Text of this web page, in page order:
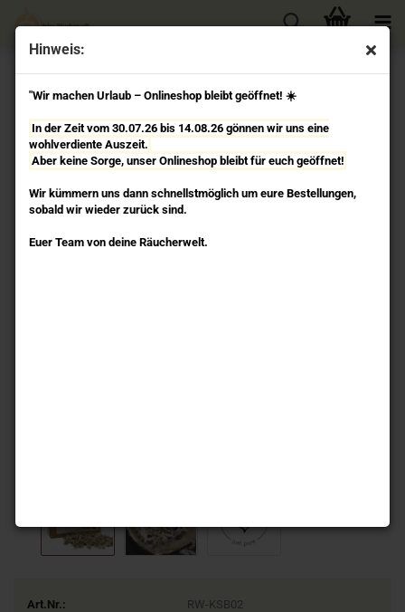
Hinweis:
"Wir machen Urlaub – Onlineshop bleibt geöffnet! ☀️
In der Zeit vom 30.07.26 bis 14.08.26 gönnen wir uns eine
wohlverdiente Auszeit.
Aber keine Sorge, unser Onlineshop bleibt für euch geöffnet!
Wir kümmern uns dann schnellstmöglich um eure Bestellungen,
sobald wir wieder zurück sind.
Euer Team von deine Räucherwelt.
« Erster « zurück weiter »
Letzter »
Artikel in dieser Kategorie
Griechischer Salbei Greek Ceremonial Sage -
Räucherwerk Jiri & Friends
Art.Nr.:
RW-KSB02